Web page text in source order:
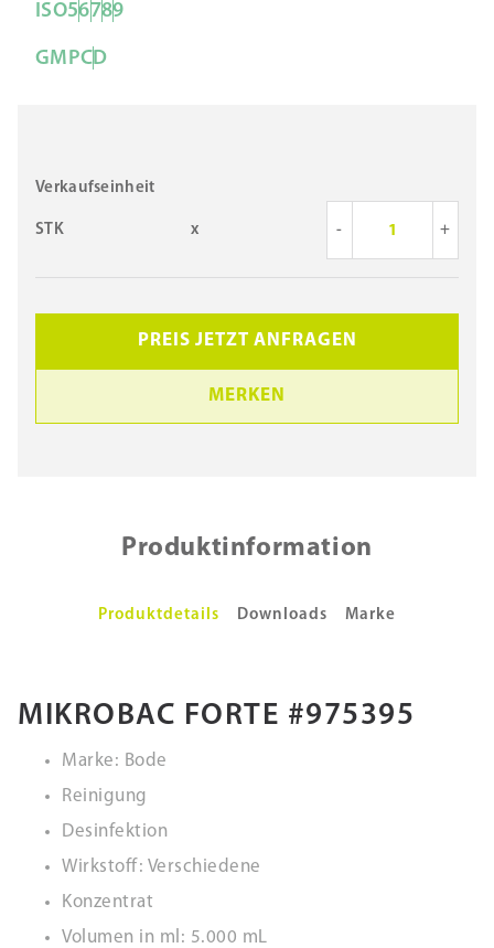
ISO56789
GMPCD
Verkaufseinheit
STK x - +
PREIS JETZT ANFRAGEN
MERKEN
Produktinformation
Produktdetails Downloads Marke
MIKROBAC FORTE #975395
Marke: Bode
Reinigung
Desinfektion
Wirkstoff: Verschiedene
Konzentrat
Volumen in ml: 5.000 mL